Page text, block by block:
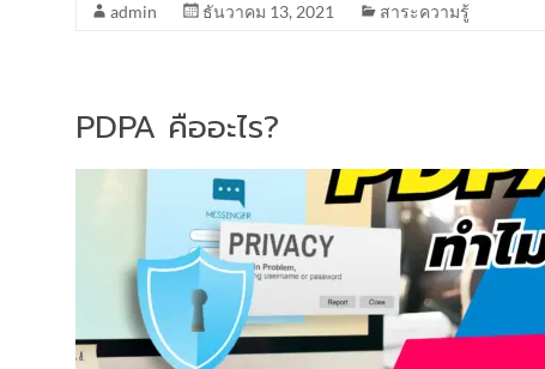
admin ธันวาคม 13, 2021 สาระความรู้
PDPA คืออะไร?